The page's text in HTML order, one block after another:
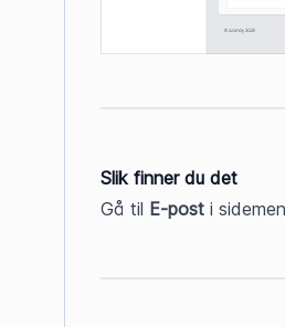
Slik finner du det
Gå til E-post i